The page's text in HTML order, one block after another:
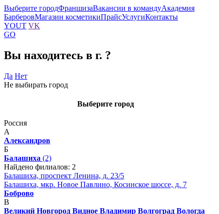
Выберите городФраншизаВакансии в командуАкадемия
БарберовМагазин косметикиПрайсУслугиКонтакты
YOUT VK
GO
Вы находитесь в г. ?
Да Нет
Не выбирать город
Выберите город
Россия
А
Александров
Б
Балашиха (2)
Найдено филиалов: 2
Балашиха, проспект Ленина, д. 23/5
Балашиха, мкр. Новое Павлино, Косинское шоссе, д. 7
Боброво
В
Великий Новгород Видное Владимир Волгоград Вологда